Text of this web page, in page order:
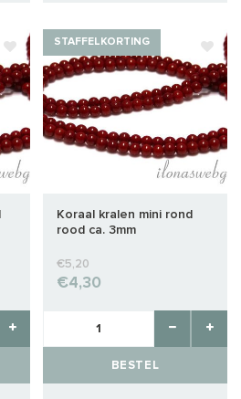
STAFFELKORTING
Koraal kralen mini rond
rood ca. 3mm
€5,20
€4,30
BESTEL